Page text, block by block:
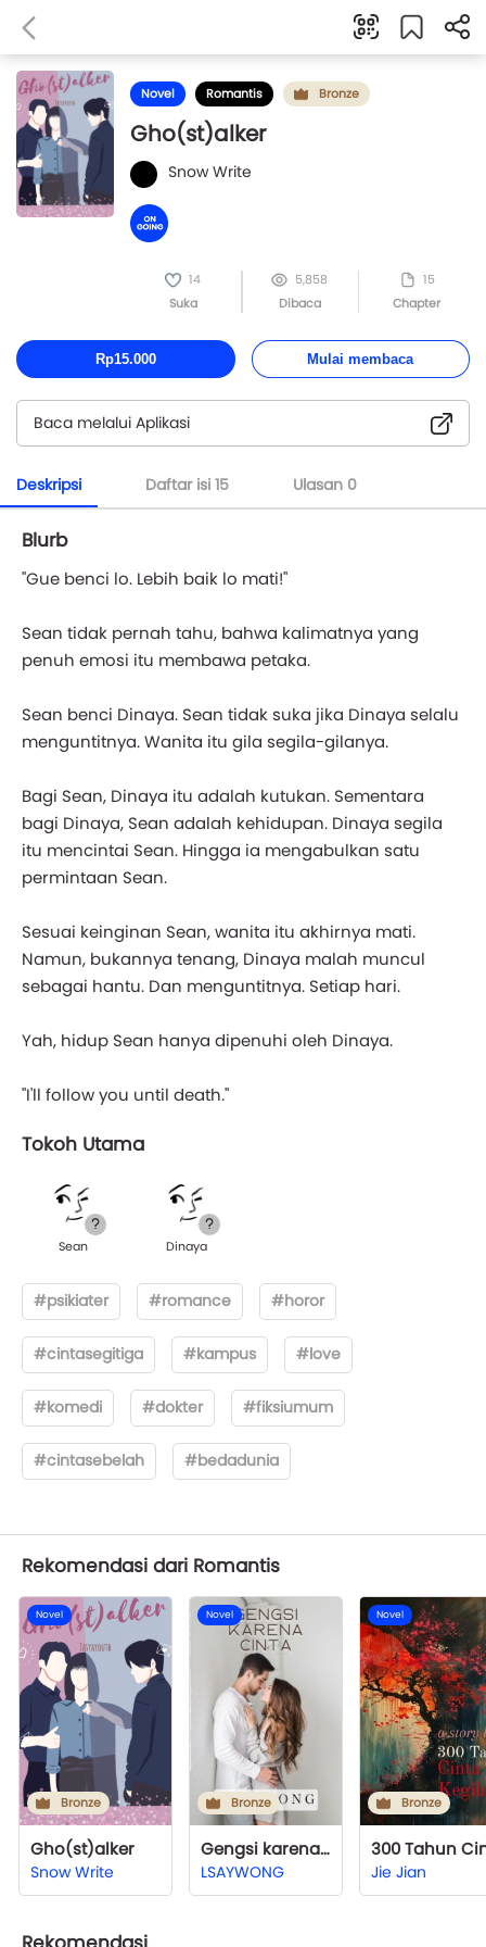
Novel Romantis Bronze
Gho(st)alker
Snow Write
14
Suka
5,858
Dibaca
15
Chapter
Rp15.000 Mulai membaca
Baca melalui Aplikasi
Deskripsi Daftar isi 15 Ulasan 0
Blurb
"Gue benci lo. Lebih baik lo mati!"
Sean tidak pernah tahu, bahwa kalimatnya yang
penuh emosi itu membawa petaka.
Sean benci Dinaya. Sean tidak suka jika Dinaya selalu
menguntitnya. Wanita itu gila segila-gilanya.
Bagi Sean, Dinaya itu adalah kutukan. Sementara
bagi Dinaya, Sean adalah kehidupan. Dinaya segila
itu mencintai Sean. Hingga ia mengabulkan satu
permintaan Sean.
Sesuai keinginan Sean, wanita itu akhirnya mati.
Namun, bukannya tenang, Dinaya malah muncul
sebagai hantu. Dan menguntitnya. Setiap hari.
Yah, hidup Sean hanya dipenuhi oleh Dinaya.
"I'll follow you until death."
Tokoh Utama
Sean Dinaya
#psikiater #romance #horor
#cintasegitiga #kampus #love
#komedi #dokter #fiksiumum
#cintasebelah #bedadunia
Rekomendasi dari Romantis
Novel
Bronze
Gho(st)alker
Snow Write
Novel
Bronze
Gengsi karena Cinta
LSAYWONG
Novel
Bronze
Jie Jian